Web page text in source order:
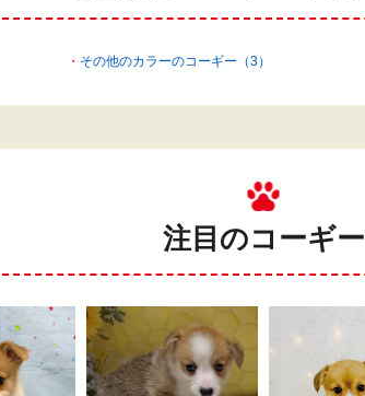
その他のカラーのコーギー（3）
注目のコーギー